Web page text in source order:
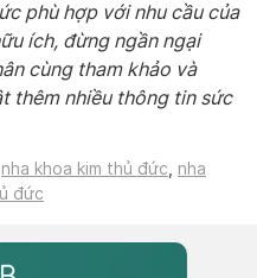
phù hợp với nhu cầu của
ích, đừng ngần ngại
cùng tham khảo và
thêm nhiều thông tin sức
nha khoa kim thủ đức
nha
đức